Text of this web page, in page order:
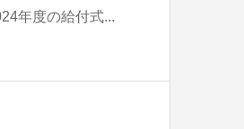
年度の給付式...